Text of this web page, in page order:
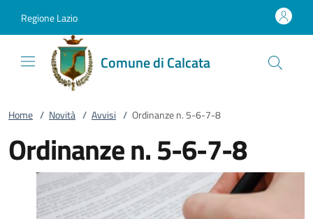
Regione Lazio
Comune di Calcata
Home / Novità / Avvisi / Ordinanze n. 5-6-7-8
Ordinanze n. 5-6-7-8